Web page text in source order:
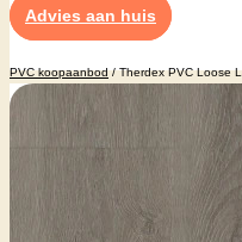
Advies aan huis
PVC koopaanbod/ Therdex PVC Loose